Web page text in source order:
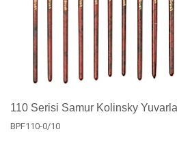
110 Serisi Samur Kolinsky
BPF110-0/10